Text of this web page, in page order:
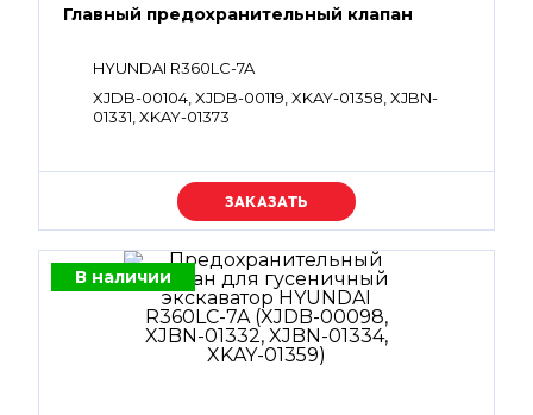
Главный предохранительный клапан
HYUNDAI R360LC-7A
XJDB-00104, XJDB-00119, XKAY-01358, XJBN-
01331, XKAY-01373
Уточняйте цену
В наличии